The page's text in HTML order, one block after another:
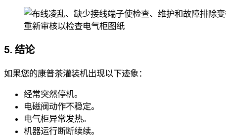
重新审核以检查电气柜图纸
5. 结论
如果您的康普茶灌装机出现以下迹象：
经常突然停机。
电磁阀动作不稳定。
电气柜异常发热。
机器运行断断续续。